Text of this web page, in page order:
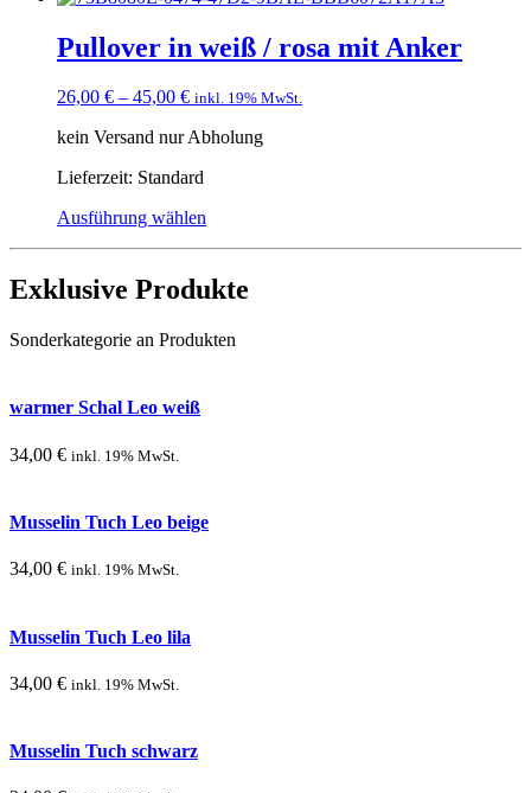
Pullover in weiß / rosa mit Anker
26,00 € – 45,00 € inkl. 19% MwSt.
kein Versand nur Abholung
Lieferzeit: Standard
Ausführung wählen
Exklusive Produkte
Sonderkategorie an Produkten
warmer Schal Leo weiß
34,00 € inkl. 19% MwSt.
Musselin Tuch Leo beige
34,00 € inkl. 19% MwSt.
Musselin Tuch Leo lila
34,00 € inkl. 19% MwSt.
Musselin Tuch schwarz